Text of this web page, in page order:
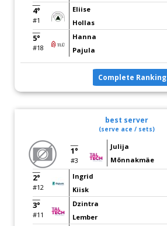
4°
#1
Eliise
Hollas
5°
#18
Hanna
Pajula
Complete Ranking
best server
(serve ace / sets)
1°
#3
Julija
Mõnnakmäe
2°
#12
Ingrid
Kiisk
3°
#11
Dzintra
Lember